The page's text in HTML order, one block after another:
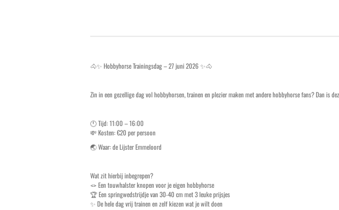
🐴✨ Hobbyhorse Trainingsdag – 27 juni 2026 ✨🐴
Zin in een gezellige dag vol hobbyhorsen, trainen en plezier maken met andere hobbyhorse fans? Dan is
🕚 Tijd: 11:00 – 16:00
💸 Kosten: €20 per persoon
🌏 Waar: de Lijster Emmeloord
Wat zit hierbij inbegrepen?
🪢 Een touwhalster knopen voor je eigen hobbyhorse
🏆 Een springwedstrijdje van 30-40 cm met 3 leuke prijsjes
✨ De hele dag vrij trainen en zelf kiezen wat je wilt doen